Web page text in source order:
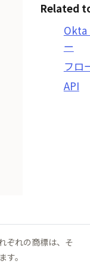
Related
Okta
ー
フロ
API
ぞれの商標は、そ
。